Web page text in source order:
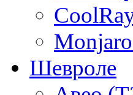
Шевроле